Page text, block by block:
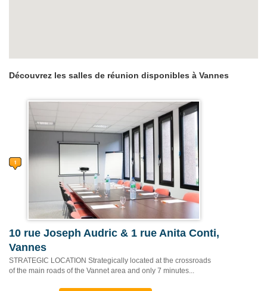
Découvrez les salles de réunion disponibles à Vannes
10 rue Joseph Audric & 1 rue Anita Conti,
Vannes
STRATEGIC LOCATION Strategically located at the crossroads
of the main roads of the Vannet area and only 7 minutes...